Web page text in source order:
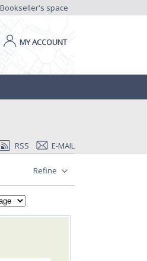
Bookseller's space
MY ACCOUNT
RSS E-MAIL
Refine